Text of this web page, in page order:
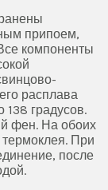
припоем,
компоненты
расплава
138 градусов.
фен. На обоих
При
после